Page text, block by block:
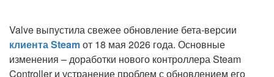
Valve выпустила свежее обновление бета-версии
клиента Steamот 18 мая 2026 года. Основные
изменения – доработки нового контроллера Steam
Controller и устранение проблем с обновлением его